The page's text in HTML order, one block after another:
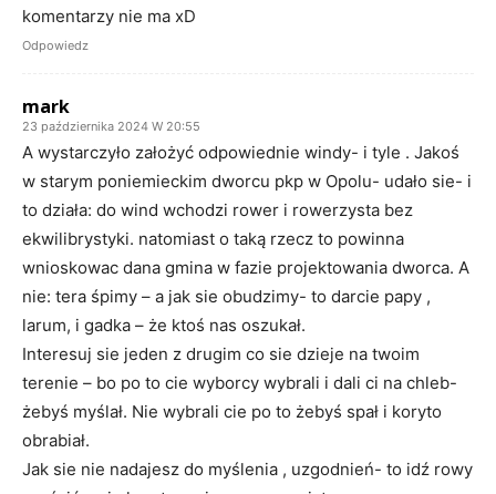
komentarzy nie ma xD
Odpowiedz
mark
23 października 2024 W 20:55
A wystarczyło założyć odpowiednie windy- i tyle . Jakoś
w starym poniemieckim dworcu pkp w Opolu- udało sie- i
to działa: do wind wchodzi rower i rowerzysta bez
ekwilibrystyki. natomiast o taką rzecz to powinna
wnioskowac dana gmina w fazie projektowania dworca. A
nie: tera śpimy – a jak sie obudzimy- to darcie papy ,
larum, i gadka – że ktoś nas oszukał.
Interesuj sie jeden z drugim co sie dzieje na twoim
terenie – bo po to cie wyborcy wybrali i dali ci na chleb-
żebyś myślał. Nie wybrali cie po to żebyś spał i koryto
obrabiał.
Jak sie nie nadajesz do myślenia , uzgodnień- to idź rowy